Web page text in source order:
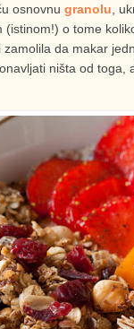
osnovnu granolu ,
o tome
da makar
ništa od toga,